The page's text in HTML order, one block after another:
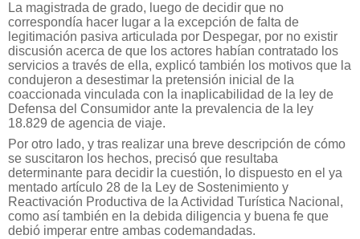
La magistrada de grado, luego de decidir que no
correspondía hacer lugar a la excepción de falta de
legitimación pasiva articulada por Despegar, por no existir
discusión acerca de que los actores habían contratado los
servicios a través de ella, explicó también los motivos que la
condujeron a desestimar la pretensión inicial de la
coaccionada vinculada con la inaplicabilidad de la ley de
Defensa del Consumidor ante la prevalencia de la ley
18.829 de agencia de viaje.
Por otro lado, y tras realizar una breve descripción de cómo
se suscitaron los hechos, precisó que resultaba
determinante para decidir la cuestión, lo dispuesto en el ya
mentado artículo 28 de la Ley de Sostenimiento y
Reactivación Productiva de la Actividad Turística Nacional,
como así también en la debida diligencia y buena fe que
debió imperar entre ambas codemandadas.